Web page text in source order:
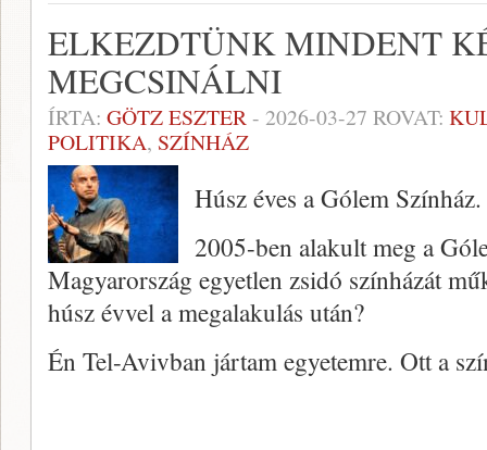
ELKEZDTÜNK MINDENT
MEGCSINÁLNI
ÍRTA: GÖTZ ESZTER- 2026-03-27 ROVAT:
POLITIKA, SZÍNHÁZ
Húsz éves a Gólem
2005-ben alakult meg a
Magyarország egyetlen zsidó színházát
húsz évvel a megalakulás után?
Én Tel-Avivban jártam egyetemre. Ott a